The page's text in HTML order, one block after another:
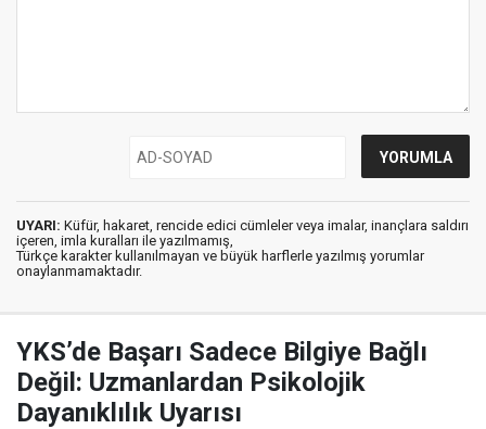
UYARI: Küfür, hakaret, rencide edici cümleler veya imalar, inançlara saldırı
içeren, imla kuralları ile yazılmamış,
Türkçe karakter kullanılmayan ve büyük harflerle yazılmış yorumlar
onaylanmamaktadır.
YKS’de Başarı Sadece Bilgiye Bağlı
Değil: Uzmanlardan Psikolojik
Dayanıklılık Uyarısı